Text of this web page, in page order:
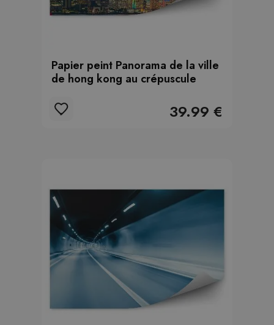
Papier peint Panorama de la ville
de hong kong au crépuscule
39.99 €